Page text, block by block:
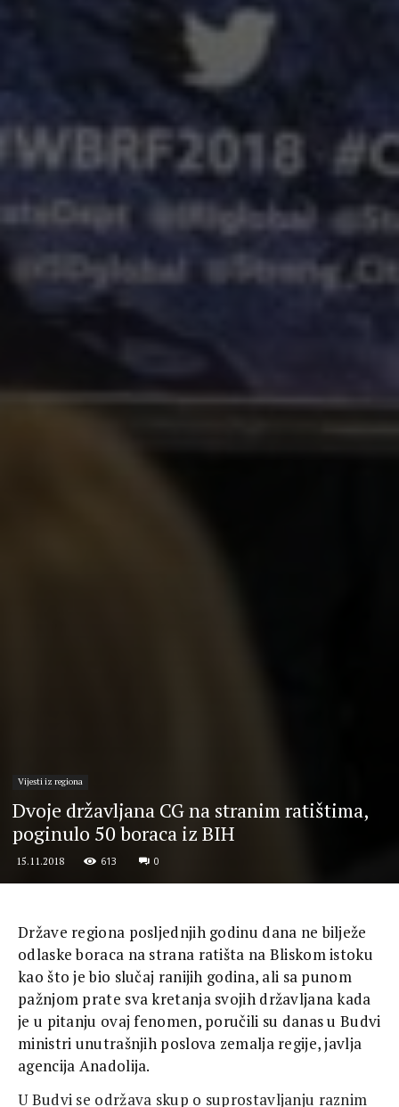
Vijesti iz regiona
Dvoje državljana CG na stranim ratištima,
poginulo 50 boraca iz BIH
15.11.2018 613 0
Države regiona posljednjih godinu dana ne bilježe
odlaske boraca na strana ratišta na Bliskom istoku
kao što je bio slučaj ranijih godina, ali sa punom
pažnjom prate sva kretanja svojih državljana kada
je u pitanju ovaj fenomen, poručili su danas u Budvi
ministri unutrašnjih poslova zemalja regije, javlja
agencija Anadolija.
U Budvi se održava skup o suprostavljanju raznim